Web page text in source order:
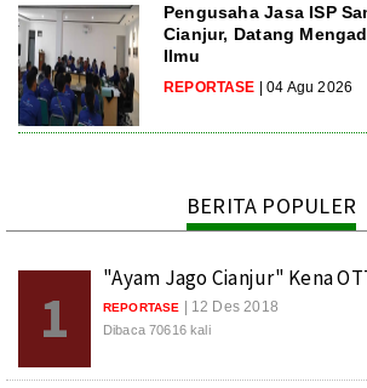
Pengusaha Jasa ISP
Cianjur, Datang
Ilmu
REPORTASE | 04 Agu 2026
BERITA POPULER
1
"Ayam Jago Cianjur" Kena
REPORTASE | 12 Des 2018
Dibaca 70616 kali